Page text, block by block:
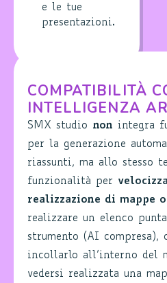
e le tue
presentazioni.
COMPATIBILITÀ
INTELLIGENZA
SMX studio non integra
per la generazione
riassunti, ma allo stesso
funzionalità per
realizzazione di mappe
realizzare un elenco
strumento (AI compresa),
incollarlo all’interno del
vedersi realizzata una